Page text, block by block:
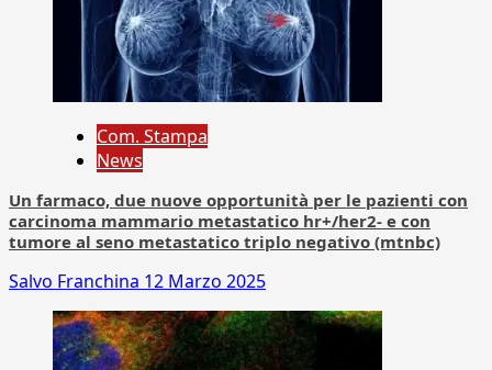
Com. Stampa
News
Un farmaco, due nuove opportunità per le pazienti con
carcinoma mammario metastatico hr+/her2- e con
tumore al seno metastatico triplo negativo (mtnbc)
Salvo Franchina 12 Marzo 2025